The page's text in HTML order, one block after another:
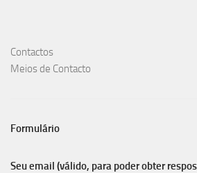
Contactos
Meios de Contacto
Formulário
Seu email (válido, para poder obter